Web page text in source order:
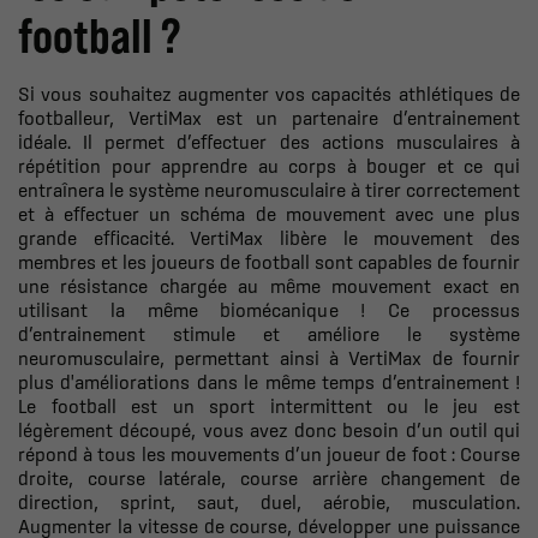
football ?
Si vous souhaitez augmenter vos capacités athlétiques de
footballeur, VertiMax est un partenaire d’entrainement
idéale. Il permet d’effectuer des actions musculaires à
répétition pour apprendre au corps à bouger et ce qui
entraînera le système neuromusculaire à tirer correctement
et à effectuer un schéma de mouvement avec une plus
grande efficacité. VertiMax libère le mouvement des
membres et les joueurs de football sont capables de fournir
une résistance chargée au même mouvement exact en
utilisant la même biomécanique ! Ce processus
d’entrainement stimule et améliore le système
neuromusculaire, permettant ainsi à VertiMax de fournir
plus d'améliorations dans le même temps d’entrainement !
Le football est un sport intermittent ou le jeu est
légèrement découpé, vous avez donc besoin d’un outil qui
répond à tous les mouvements d’un joueur de foot : Course
droite, course latérale, course arrière changement de
direction, sprint, saut, duel, aérobie, musculation.
Augmenter la vitesse de course, développer une puissance